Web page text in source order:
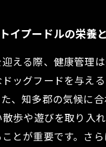
イプードルの栄養
える際、健康管理
ッグフードを与え
、知多郡の気候に
歩や遊びを取り入
とが重要です。さ